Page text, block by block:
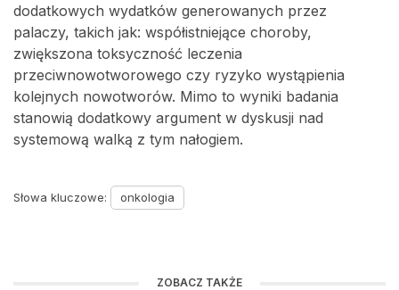
dodatkowych wydatków generowanych przez
palaczy, takich jak: współistniejące choroby,
zwiększona toksyczność leczenia
przeciwnowotworowego czy ryzyko wystąpienia
kolejnych nowotworów. Mimo to wyniki badania
stanowią dodatkowy argument w dyskusji nad
systemową walką z tym nałogiem.
Słowa kluczowe: onkologia
ZOBACZ TAKŻE